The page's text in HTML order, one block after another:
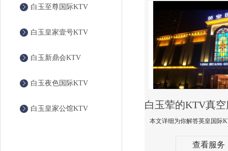
白玉至尊国际KTV
白玉皇家壹号KTV
白玉新鼎会KTV
白玉夜色国际KTV
白玉皇家公馆KTV
查看服务